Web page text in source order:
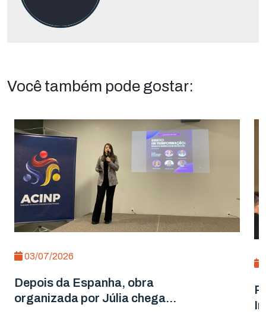
Você também pode gostar:
03/07/2026
Depois da Espanha, obra
organizada por Júlia chega...